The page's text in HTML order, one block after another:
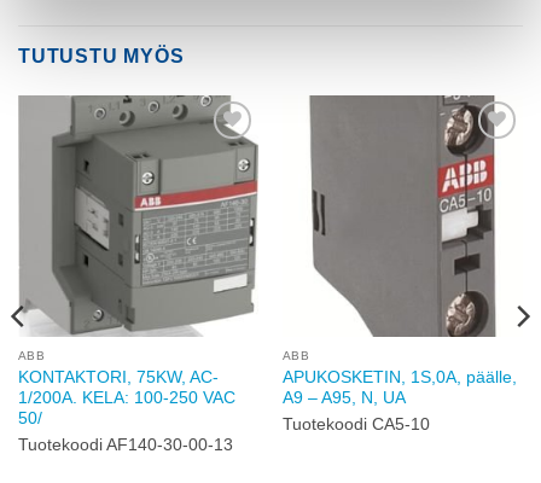
TUTUSTU MYÖS
Add to
wishlist
ABB
KONTAKTORI, 75KW, AC-
1/200A. KELA: 100-250 VAC
50/
Tuotekoodi AF140-30-00-13
Add to
wishlist
ABB
APUKOSKETIN, 1S,0A, päälle,
A9 – A95, N, UA
Tuotekoodi CA5-10